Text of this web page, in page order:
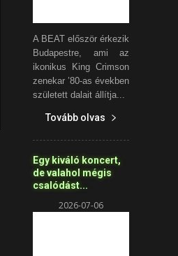
A BEAT először érkezik
Budapestre, ami az
ikonikus King Crimson
zenekar ’80-as években
született dalait állítja...
Tovább olvas
Egy kiváló koncert,
de valahol mégis
csalódást...
2026-07-06